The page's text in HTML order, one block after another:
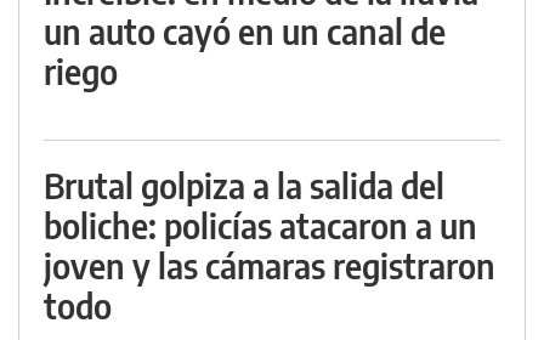
un auto cayó en un canal de
riego
Brutal golpiza a la salida del
boliche: policías atacaron a un
joven y las cámaras registraron
todo